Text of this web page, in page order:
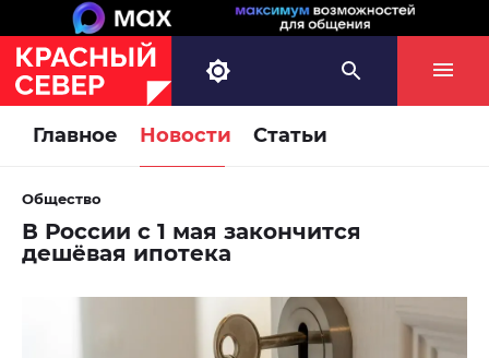
Главное Новости Статьи
Общество
В России с 1 мая закончится
дешёвая ипотека